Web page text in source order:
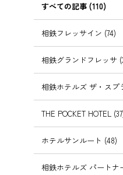
すべての記事 (110)
相鉄フレッサイン (74)
相鉄グランドフレッサ
相鉄ホテルズ ザ・スプ
THE POCKET HOTEL
ホテルサンルート (48)
相鉄ホテルズ パートナ